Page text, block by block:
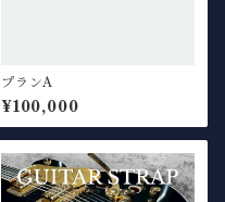
プランA
¥100,000